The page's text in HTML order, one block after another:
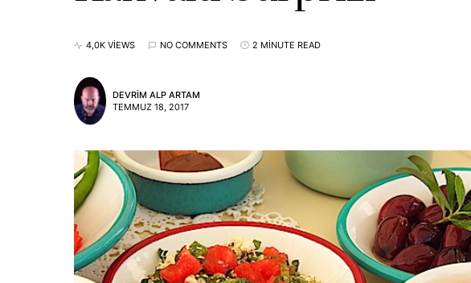
4,0K VIEWS NO COMMENTS 2 MINUTE READ
DEVRIM ALP ARTAM
TEMMUZ 18, 2017